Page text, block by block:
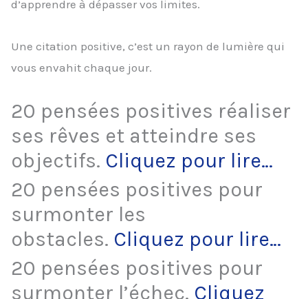
d’apprendre à dépasser vos limites.
Une citation positive, c’est un rayon de lumière qui
vous envahit chaque jour.
20 pensées positives réaliser
ses rêves et atteindre ses
objectifs. Cliquez pour lire…
20 pensées positives pour
surmonter les
obstacles. Cliquez pour lire…
20 pensées positives pour
surmonter l’échec. Cliquez